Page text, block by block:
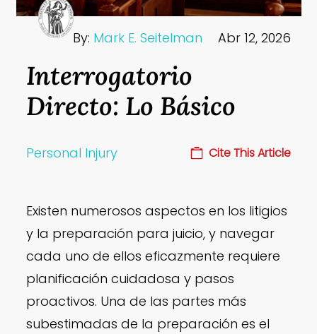
By: Mark E. Seitelman Abr 12, 2026
Interrogatorio
Directo: Lo Básico
Personal Injury Cite This Article
Existen numerosos aspectos en los litigios
y la preparación para juicio, y navegar
cada uno de ellos eficazmente requiere
planificación cuidadosa y pasos
proactivos. Una de las partes más
subestimadas de la preparación es el